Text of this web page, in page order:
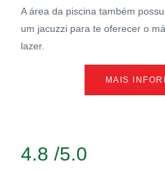
A área da piscina também
um jacuzzi para te oferecer o
lazer.
MAIS
4.8 /5.0